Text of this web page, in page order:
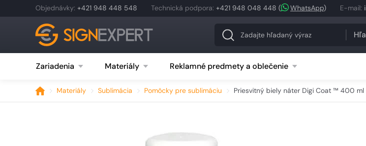
Objednávky: +421 948 448 548 Technická podpora: +421 948 048 448 ( WhatsApp) E-mail:
Zariadenia Materiály Reklamné predmety a oblečenie
Materiály Sublimácia Pomôcky pre sublimáciu Priesvitný biely náter Digi Coat ™ 400 ml